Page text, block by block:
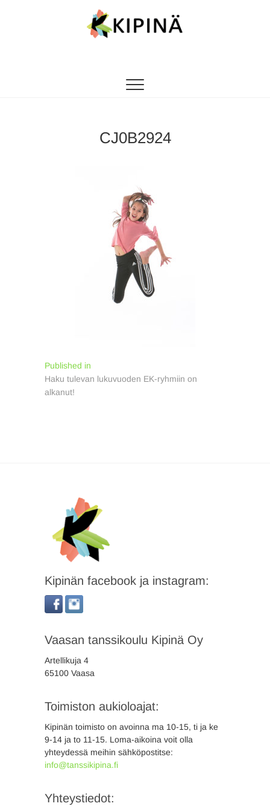
CJ0B2924
Artikkelien
selaus
Published in
Haku tulevan lukuvuoden EK-ryhmiin on
alkanut!
Kipinän facebook ja instagram:
Vaasan tanssikoulu Kipinä Oy
Artellikuja 4
65100 Vaasa
Toimiston aukioloajat:
Kipinän toimisto on avoinna ma 10-15, ti ja ke
9-14 ja to 11-15. Loma-aikoina voit olla
yhteydessä meihin sähköpostitse:
info@tanssikipina.fi
Yhteystiedot: